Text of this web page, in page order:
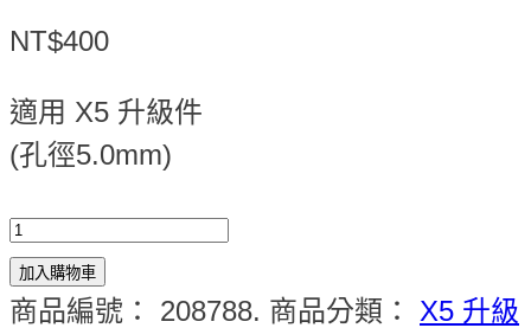
NT$400
適用 X5 升級件
(孔徑5.0mm)
加入購物車
商品編號： 208788. 商品分類： X5 升級